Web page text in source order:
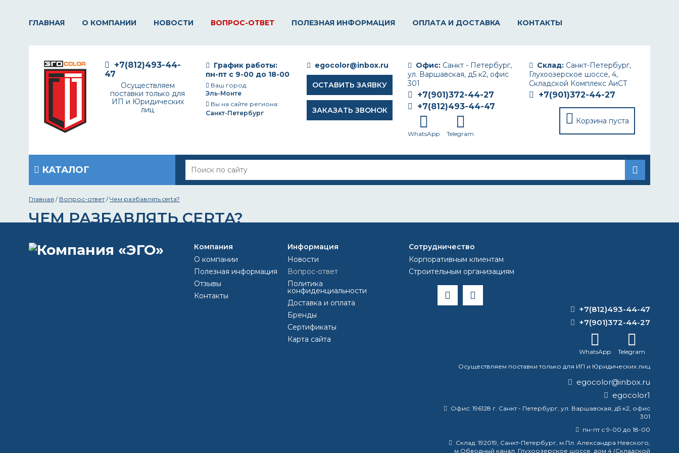
ГЛАВНАЯ О КОМПАНИИ НОВОСТИ ВОПРОС-ОТВЕТ ПОЛЕЗНАЯ ИНФОРМАЦИЯ ОПЛАТА И ДОСТАВКА КОНТАКТЫ
Склад: Санкт-Петербург,
Глухоозерское шоссе, 4,
Складской Комплекс АиСТ
+7(901)372-44-27
Корзина пуста
Офис: Санкт - Петербург,
ул. Варшавская, д5 к2, офис
301
+7(901)372-44-27
+7(812)493-44-47
WhatsApp Telegram
egocolor@inbox.ru
ОСТАВИТЬ ЗАЯВКУ
ЗАКАЗАТЬ ЗВОНОК
График работы:
пн-пт с 9-00 до 18-00
Ваш город:
Эль-Монте
Вы на сайте региона:
Санкт-Петербург
+7(812)493-44-
47
Осуществляем
поставки только для
ИП и Юридических
лиц
КАТАЛОГ
Главная / Вопрос-ответ /Чем разбавлять certa?
ЧЕМ РАЗБАВЛЯТЬ CERTA?
При необходимости разбавить растворителем CERTA, толуолом или о-ксилолом до 10% от общей массы.
металла грунтовка
Компания
О компании
Полезная информация
Отзывы
Контакты
Информация
Новости
Вопрос-ответ
Политика
конфиденциальности
Доставка и оплата
Бренды
Сертификаты
Карта сайта
Сотрудничество
Корпоративным клиентам
Строительным организациям
+7(812)493-44-47
+7(901)372-44-27
WhatsApp
Telegram
Осуществляем поставки только для ИП и Юридических лиц
egocolor@inbox.ru
egocolor1
Офис: 196128 г. Санкт - Петербург, ул. Варшавская, д5 к2, офис
301
пн-пт с 9-00 до 18-00
Склад: 192019, Санкт-Петербург, м.Пл. Александра Невского,
м.Обводный канал, Глухоозерское шоссе, дом 4 (Складской